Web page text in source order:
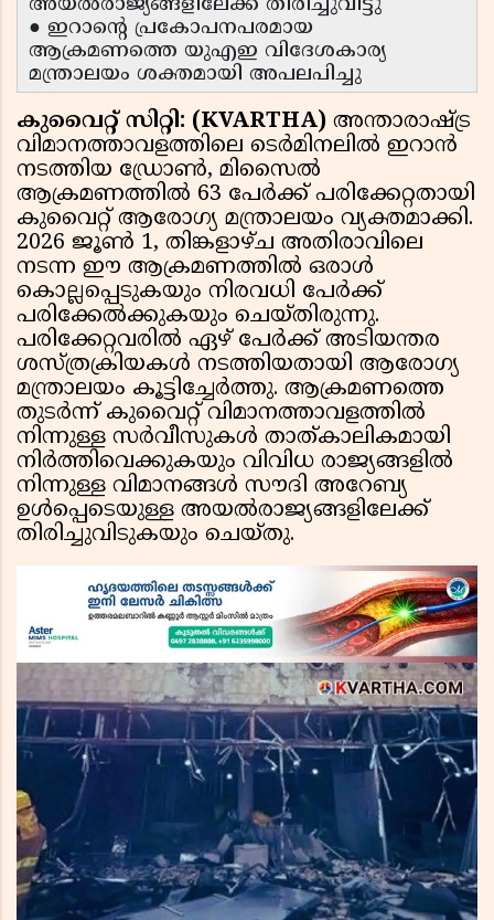
അയൽരാജ്യങ്ങളിലേക്ക് തിരിച്ചുവിട്ടു
● ഇറാന്റെ പ്രകോപനപരമായ
ആക്രമണത്തെ യുഎഇ വിദേശകാര്യ
മന്ത്രാലയം ശക്തമായി അപലപിച്ചു
കുവൈറ്റ് സിറ്റി: (KVARTHA) അന്താരാഷ്ട്ര
വിമാനത്താവളത്തിലെ ടെർമിനലിൽ ഇറാൻ
നടത്തിയ ഡ്രോൺ, മിസൈൽ
ആക്രമണത്തിൽ 63 പേർക്ക് പരിക്കേറ്റതായി
കുവൈറ്റ് ആരോഗ്യ മന്ത്രാലയം വ്യക്തമാക്കി.
2026 ജൂൺ 1, തിങ്കളാഴ്ച അതിരാവിലെ
നടന്ന ഈ ആക്രമണത്തിൽ ഒരാൾ
കൊല്ലപ്പെടുകയും നിരവധി പേർക്ക്
പരിക്കേൽക്കുകയും ചെയ്തിരുന്നു.
പരിക്കേറ്റവരിൽ ഏഴ് പേർക്ക് അടിയന്തര
ശസ്ത്രക്രിയകൾ നടത്തിയതായി ആരോഗ്യ
മന്ത്രാലയം കൂട്ടിച്ചേർത്തു. ആക്രമണത്തെ
തുടർന്ന് കുവൈറ്റ് വിമാനത്താവളത്തിൽ
നിന്നുള്ള സർവീസുകൾ താത്കാലികമായി
നിർത്തിവെക്കുകയും വിവിധ രാജ്യങ്ങളിൽ
നിന്നുള്ള വിമാനങ്ങൾ സൗദി അറേബ്യ
ഉൾപ്പെടെയുള്ള അയൽരാജ്യങ്ങളിലേക്ക്
തിരിച്ചുവിടുകയും ചെയ്തു.